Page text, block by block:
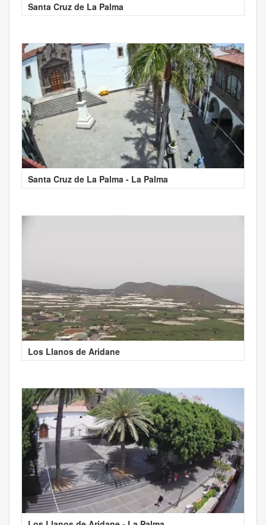
Santa Cruz de La Palma
Santa Cruz de La Palma - La Palma
Los Llanos de Aridane